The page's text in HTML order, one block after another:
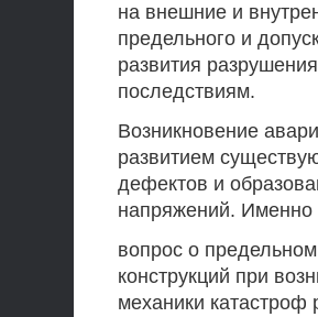
на внешние и
предельного и
развития
последствиям.
Возникновение
развитием
дефектов и
напряжений. Именно
вопрос о
конструкций при
механики катастроф